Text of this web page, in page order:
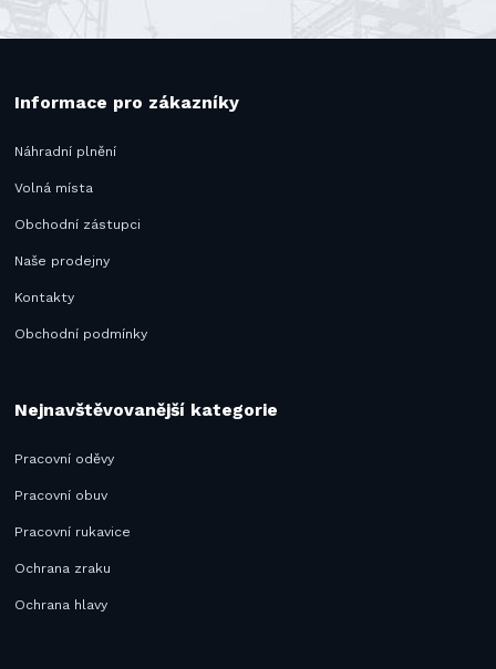
Informace pro zákazníky
Náhradní plnění
Volná místa
Obchodní zástupci
Naše prodejny
Kontakty
Obchodní podmínky
Nejnavštěvovanější kategorie
Pracovní oděvy
Pracovní obuv
Pracovní rukavice
Ochrana zraku
Ochrana hlavy